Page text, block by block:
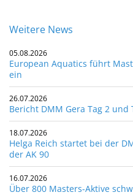
Weitere News
05.08.2026
European Aquatics führt
ein
26.07.2026
Bericht DMM Gera Tag 2 und
18.07.2026
Helga Reich startet bei der
der AK 90
16.07.2026
Über 800 Masters-Aktive